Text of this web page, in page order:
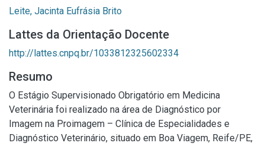
Leite, Jacinta Eufrásia Brito
Lattes da Orientação Docente
http://lattes.cnpq.br/1033812325602334
Resumo
O Estágio Supervisionado Obrigatório em Medicina
Veterinária foi realizado na área de Diagnóstico por
Imagem na Proimagem – Clínica de Especialidades e
Diagnóstico Veterinário, situado em Boa Viagem, Reife/PE,